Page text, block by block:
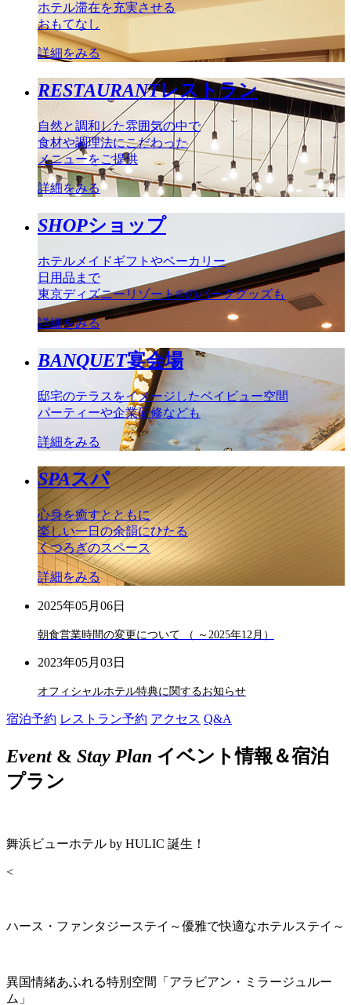
ホテル滞在を充実させる
おもてなし
詳細をみる
RESTAURANTレストラン
自然と調和した雰囲気の中で
食材や調理法にこだわった
メニューをご提供
詳細をみる
SHOPショップ
ホテルメイドギフトやベーカリー
日用品まで
東京ディズニーリゾート®のパークグッズも
詳細をみる
BANQUET宴会場
邸宅のテラスをイメージしたベイビュー空間
パーティーや企業研修なども
詳細をみる
SPAスパ
心身を癒すとともに
楽しい一日の余韻にひたる
くつろぎのスペース
詳細をみる
2025年05月06日
朝食営業時間の変更について （ ～2025年12月）
2023年05月03日
オフィシャルホテル特典に関するお知らせ
宿泊予約 レストラン予約 アクセス Q&A
Event& Stay Plan イベント情報＆宿泊
プラン
舞浜ビューホテル by HULIC 誕生！
<
ハース・ファンタジーステイ～優雅で快適なホテルステイ～
異国情緒あふれる特別空間「アラビアン・ミラージュルー
ム」